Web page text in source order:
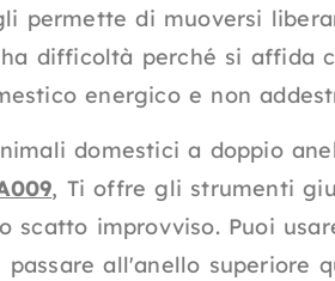
permette di muoversi
difficoltà perché si affida
energico e non
domestici a doppio
, Ti offre gli strumenti
scatto improvviso. Puoi
all'anello superiore